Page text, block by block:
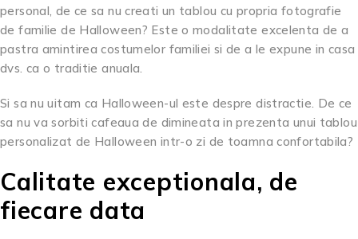
personal, de ce sa nu creati un tablou cu propria fotografie
de familie de Halloween? Este o modalitate excelenta de a
pastra amintirea costumelor familiei si de a le expune in casa
dvs. ca o traditie anuala.
Si sa nu uitam ca Halloween-ul este despre distractie. De ce
sa nu va sorbiti cafeaua de dimineata in prezenta unui tablou
personalizat de Halloween intr-o zi de toamna confortabila?
Calitate exceptionala, de
fiecare data